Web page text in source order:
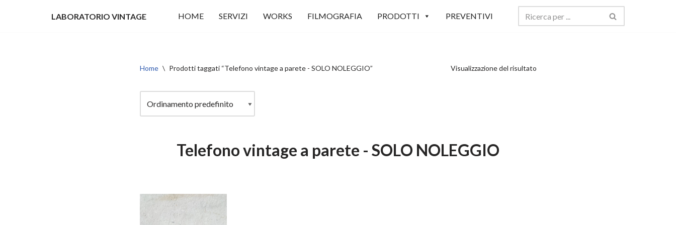
LABORATORIO VINTAGE HOME SERVIZI WORKS FILMOGRAFIA PRODOTTI PREVENTIVI
Home \ Prodotti taggati “Telefono vintage a parete - SOLO NOLEGGIO” Visualizzazione del risultato
Telefono vintage a parete - SOLO NOLEGGIO